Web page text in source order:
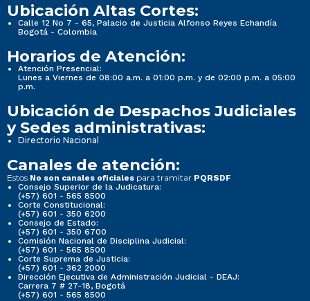
Ubicación Altas Cortes:
Calle 12 No 7 - 65, Palacio de Justicia Alfonso Reyes Echandía
Bogotá - Colombia
Horarios de Atención:
Atención Presencial:
Lunes a Viernes de 08:00 a.m. a 01:00 p.m. y de 02:00 p.m. a 05:00
p.m.
Ubicación de Despachos Judiciales
y Sedes administrativas:
Directorio Nacional
Canales de atención:
Estos No son canales oficiales para tramitar PQRSDF
Consejo Superior de la Judicatura:
(+57) 601 - 565 8500
Corte Constitucional:
(+57) 601 - 350 6200
Consejo de Estado:
(+57) 601 - 350 6700
Comisión Nacional de Disciplina Judicial:
(+57) 601 - 565 8500
Corte Suprema de Justicia:
(+57) 601 - 362 2000
Dirección Ejecutiva de Administración Judicial - DEAJ:
Carrera 7 # 27-18, Bogotá
(+57) 601 - 565 8500